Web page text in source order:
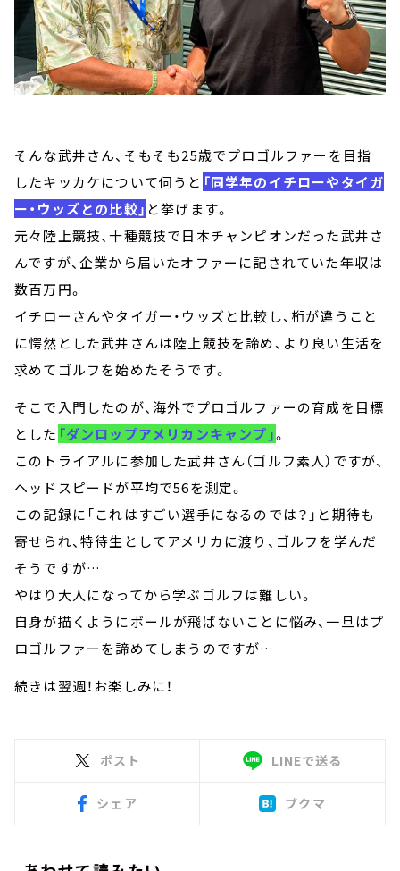
そんな武井さん、そもそも25歳でプロゴルファーを目指
したキッカケについて伺うと 「同学年のイチローやタイガ
ー・ウッズとの比較」 と挙げます。
元々陸上競技、十種競技で日本チャンピオンだった武井さ
んですが、企業から届いたオファーに記されていた年収は
数百万円。
イチローさんやタイガー・ウッズと比較し、桁が違うこと
に愕然とした武井さんは陸上競技を諦め、より良い生活を
求めてゴルフを始めたそうです。
そこで入門したのが、海外でプロゴルファーの育成を目標
とした 「ダンロップアメリカンキャンプ」。
このトライアルに参加した武井さん（ゴルフ素人）ですが、
ヘッドスピードが平均で56を測定。
この記録に「これはすごい選手になるのでは？」と期待も
寄せられ、特待生としてアメリカに渡り、ゴルフを学んだ
そうですが…
やはり大人になってから学ぶゴルフは難しい。
自身が描くようにボールが飛ばないことに悩み、一旦はプ
ロゴルファーを諦めてしまうのですが…
続きは翌週！お楽しみに！
ポスト LINEで送る
シェア ブクマ